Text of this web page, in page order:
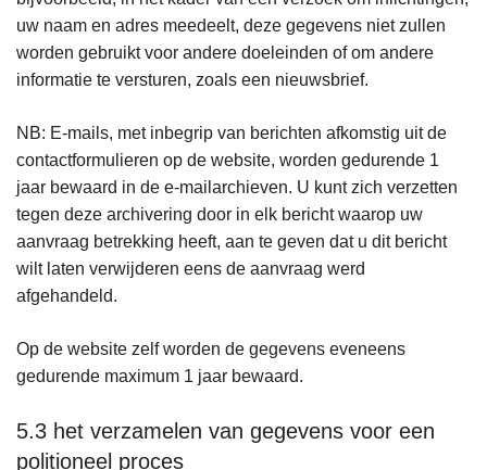
uw naam en adres meedeelt, deze gegevens niet zullen
worden gebruikt voor andere doeleinden of om andere
informatie te versturen, zoals een nieuwsbrief.
NB: E-mails, met inbegrip van berichten afkomstig uit de
contactformulieren op de website, worden gedurende 1
jaar bewaard in de e-mailarchieven. U kunt zich verzetten
tegen deze archivering door in elk bericht waarop uw
aanvraag betrekking heeft, aan te geven dat u dit bericht
wilt laten verwijderen eens de aanvraag werd
afgehandeld.
Op de website zelf worden de gegevens eveneens
gedurende maximum 1 jaar bewaard.
5.3 het verzamelen van gegevens voor een
politioneel proces